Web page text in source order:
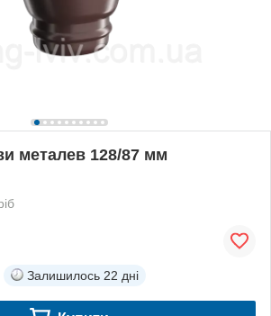
металев 128/87 мм
Залишилось 22 дні